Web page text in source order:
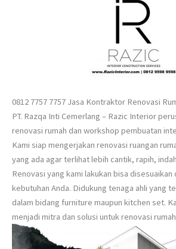
0812 7757 7757 Jasa Kontraktor Renovasi
PT. Razqa Inti Cemerlang – Razic Interior
renovasi rumah dan workshop pembuatan
Kami siap mengerjakan renovasi ruangan
yang ada agar terlihat lebih cantik, rapih,
Renovasi yang kami lakukan bisa disesuaikan
kebutuhan Anda. Didukung tenaga ahli yang
dalam bidang furniture maupun kitchen set.
menjadi mitra dan solusi untuk renovasi